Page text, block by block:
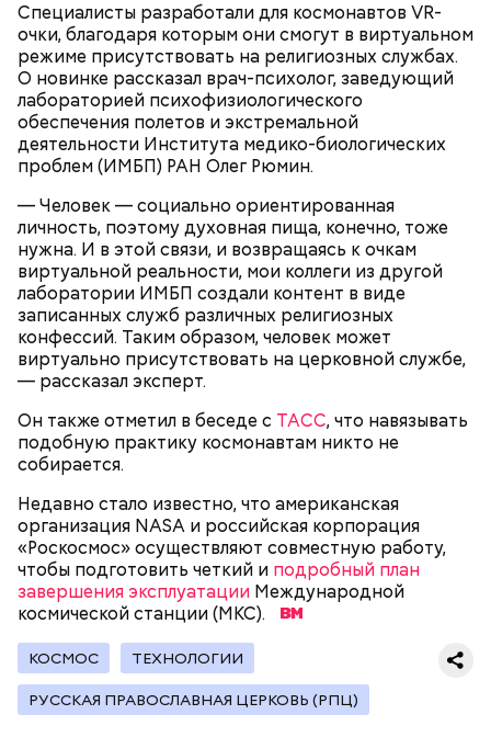
Специалисты разработали для космонавтов VR-
очки, благодаря которым они смогут в виртуальном
режиме присутствовать на религиозных службах.
О новинке рассказал врач-психолог, заведующий
лабораторией психофизиологического
обеспечения полетов и экстремальной
деятельности Института медико-биологических
проблем (ИМБП) РАН Олег Рюмин.
— Человек — социально ориентированная
личность, поэтому духовная пища, конечно, тоже
нужна. И в этой связи, и возвращаясь к очкам
виртуальной реальности, мои коллеги из другой
лаборатории ИМБП создали контент в виде
записанных служб различных религиозных
конфессий. Таким образом, человек может
виртуально присутствовать на церковной службе,
— рассказал эксперт.
Он также отметил в беседе с ТАСС, что навязывать
подобную практику космонавтам никто не
собирается.
Недавно стало известно, что американская
организация NASA и российская корпорация
«Роскосмос» осуществляют совместную работу,
чтобы подготовить четкий и подробный план
завершения эксплуатации Международной
космической станции (МКС).
КОСМОС ТЕХНОЛОГИИ
РУССКАЯ ПРАВОСЛАВНАЯ ЦЕРКОВЬ (РПЦ)
— В группе риска находятся подростки, которые
уже имеют тяжелые психические расстройства,
например депрессивные и тревожные. А также те
акцентуации характера, предполагающие
большую эмоциональную нестабильность. И те,
кто находятся под влиянием стресса и серьезных
семейных проблем, — объяснил Вилков.
Согласно статистике, каждые 45 секунд в мире
совершается самоубийство. И мужская смертность
от суицида в среднем вдвое превышает женскую.
помочь им, «ВМ» узнала у специалистов.